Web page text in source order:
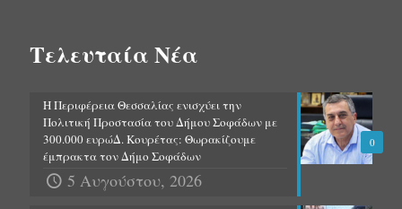
Τελευταία Νέα
0
Η Περιφέρεια Θεσσαλίας ενισχύει την
Πολιτική Προστασία του Δήμου Σοφάδων με
300.000 ευρώΔ. Κουρέτας: Θωρακίζουμε
έμπρακτα τον Δήμο Σοφάδων
5 Αυγούστου, 2026